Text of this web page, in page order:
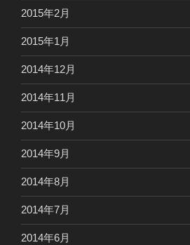
2015年2月
2015年1月
2014年12月
2014年11月
2014年10月
2014年9月
2014年8月
2014年7月
2014年6月